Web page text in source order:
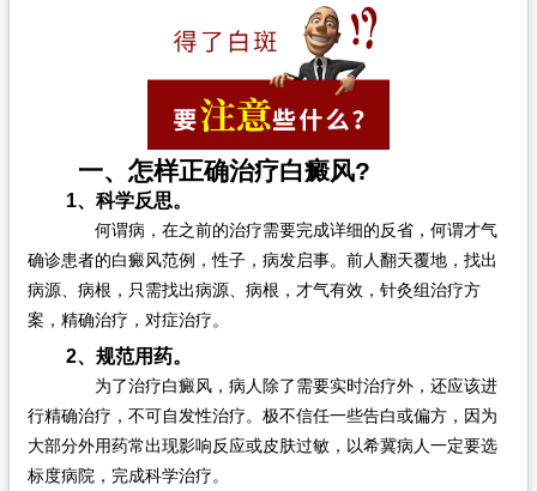
一、怎样正确治疗白癜风?
1、科学反思。
何谓病，在之前的治疗需要完成详细的反省，何谓才气
确诊患者的白癜风范例，性子，病发启事。前人翻天覆地，找出
病源、病根，只需找出病源、病根，才气有效，针灸组治疗方
案，精确治疗，对症治疗。
2、规范用药。
为了治疗白癜风，病人除了需要实时治疗外，还应该进
行精确治疗，不可自发性治疗。极不信任一些告白或偏方，因为
大部分外用药常出现影响反应或皮肤过敏，以希冀病人一定要选
标度病院，完成科学治疗。